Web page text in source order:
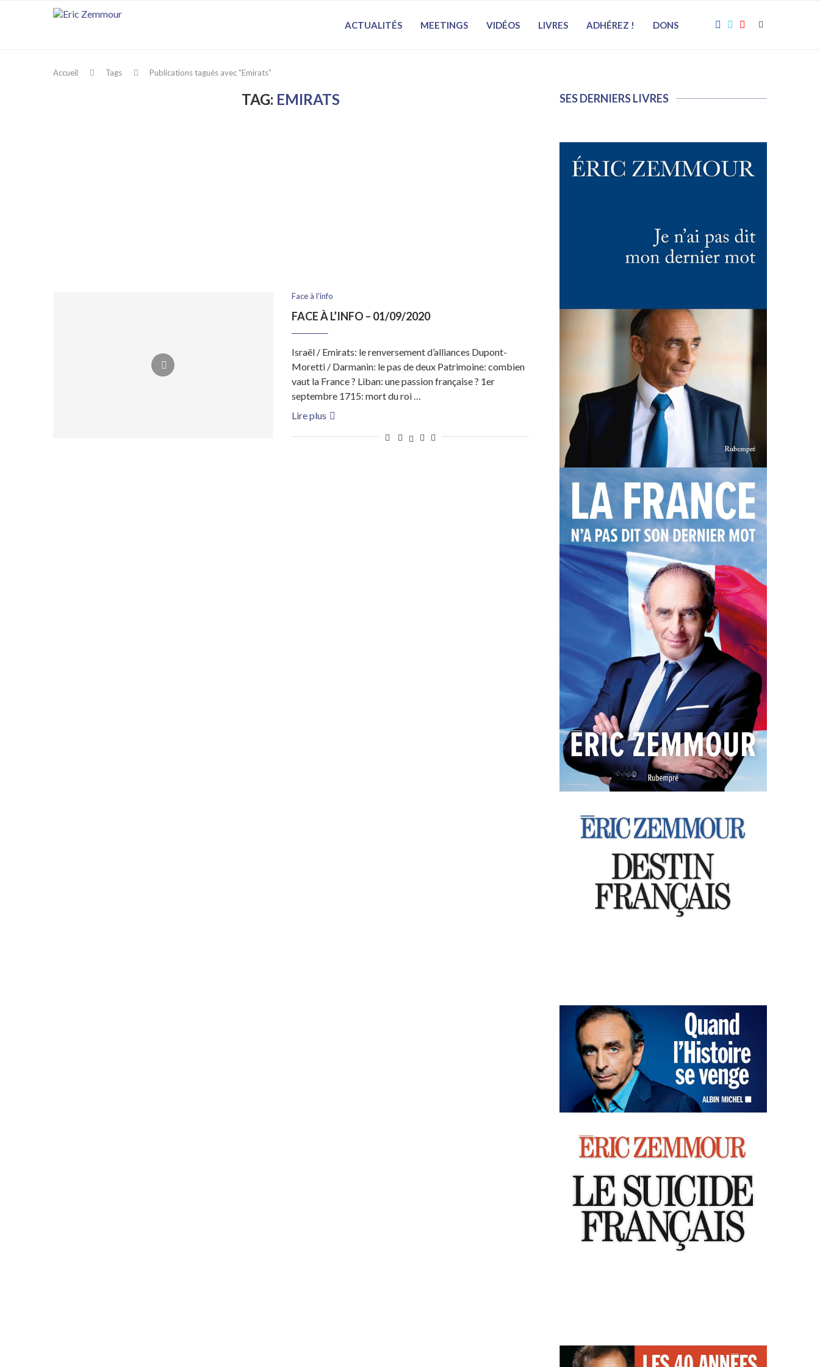
ACTUALITÉS MEETINGS VIDÉOS LIVRES ADHÉREZ ! DONS
Accueil Tags Publications tagués avec "Emirats"
TAG: EMIRATS
Face à l'info
FACE À L’INFO – 01/09/2020
Israël / Emirats: le renversement d’alliances Dupont-
Moretti / Darmanin: le pas de deux Patrimoine: combien
vaut la France ? Liban: une passion française ? 1er
septembre 1715: mort du roi …
Lire plus
SES DERNIERS LIVRES